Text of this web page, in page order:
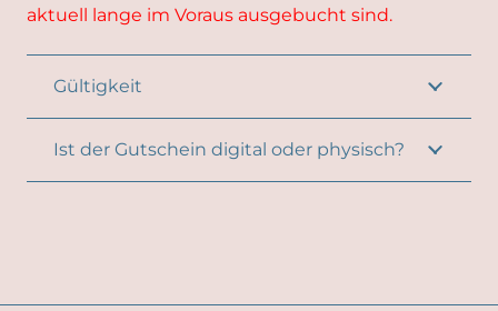
aktuell lange im Voraus ausgebucht sind.
Gültigkeit
Ist der Gutschein digital oder physisch?